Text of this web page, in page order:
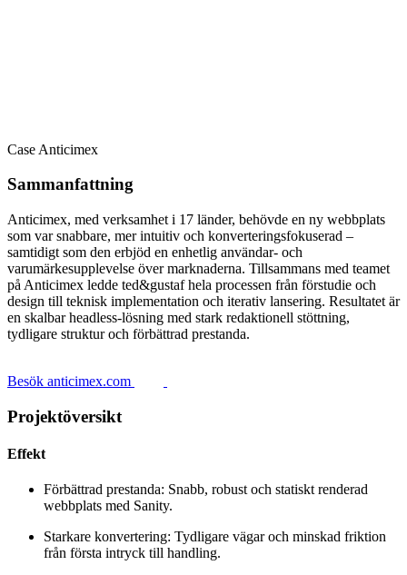
Case Anticimex
Sammanfattning
Anticimex, med verksamhet i 17 länder, behövde en ny webbplats
som var snabbare, mer intuitiv och konverteringsfokuserad –
samtidigt som den erbjöd en enhetlig användar- och
varumärkesupplevelse över marknaderna. Tillsammans med teamet
på Anticimex ledde ted&gustaf hela processen från förstudie och
design till teknisk implementation och iterativ lansering. Resultatet är
en skalbar headless-lösning med stark redaktionell stöttning,
tydligare struktur och förbättrad prestanda.
Besök anticimex.com
Projektöversikt
Effekt
Förbättrad prestanda: Snabb, robust och statiskt renderad
webbplats med Sanity.
Starkare konvertering: Tydligare vägar och minskad friktion
från första intryck till handling.